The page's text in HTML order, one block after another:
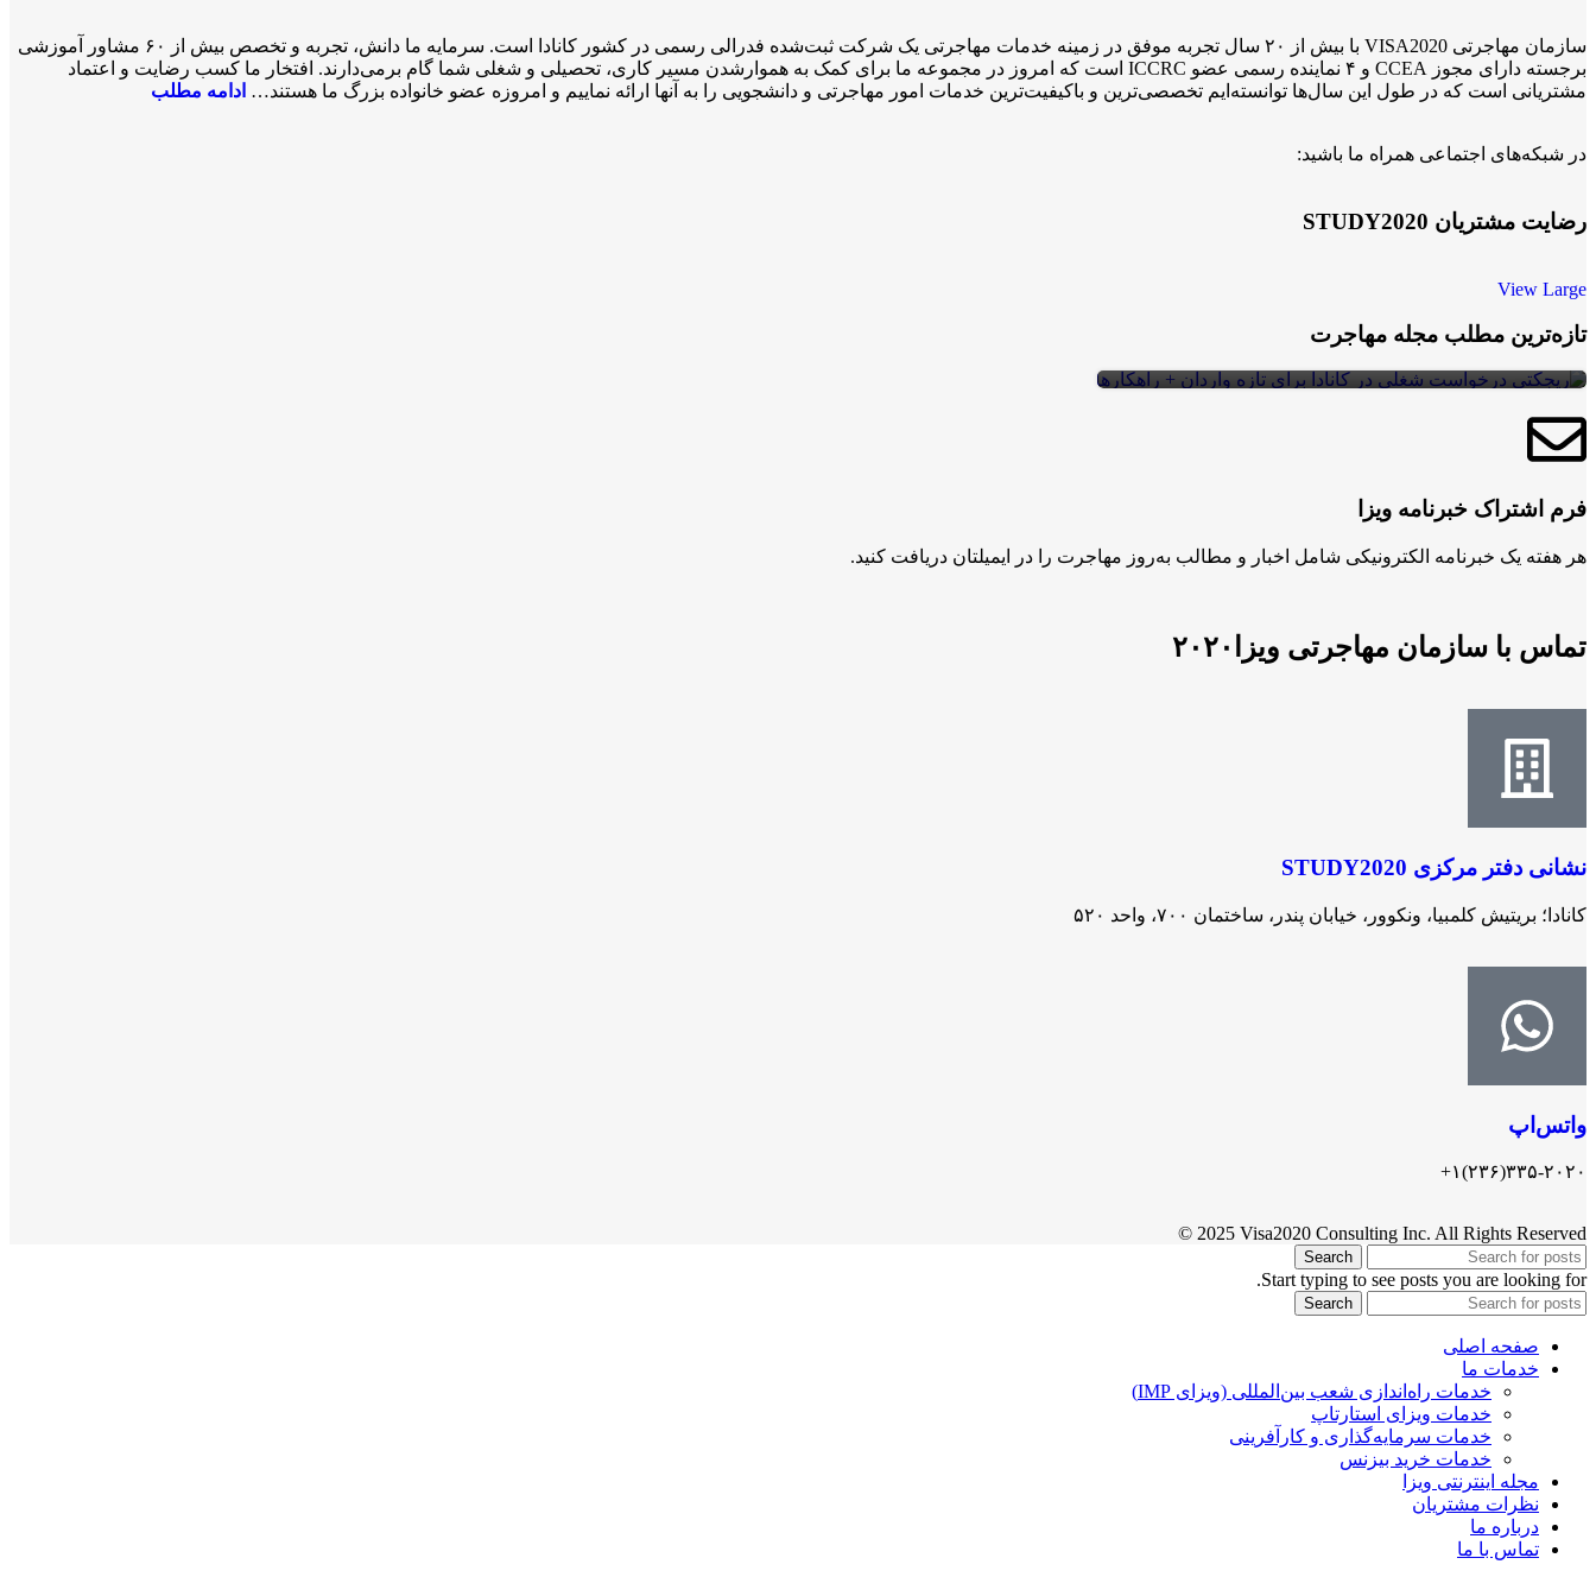
کار
ویزای
کاری
LMIA
کار
دریافت
ویزای کار
دعوت‌نامه
برای
کار
ویزای
موفق
کار
دریافت
ویزای کار
کار
زوجی که
در ۲۰ روز
کار
ویزای کار
همراه
کار
دریافت
ویزای کار
کار
ویزای کار
همراه در
کار
دریافت
ویزای
کار
ویزای کار
سازمان مهاجرتی VISA2020 با بیش از ۲۰ سال تجربه موفق در زمینه خدمات مهاجرتی یک شرکت ثبت‌شده فدرالی رسمی در کشور کانادا است. سرمایه ما دانش، تجربه و تخصص بیش از ۶۰ مشاور آموزشی
برجسته دارای مجوز CCEA و ۴ نماینده رسمی عضو ICCRC است که امروز در مجموعه ما برای کمک به هموارشدن مسیر کاری، تحصیلی و شغلی شما گام برمی‌دارند. افتخار ما کسب رضایت و اعتماد
مشتریانی است که در طول این سال‌ها توانسته‌ایم تخصصی‌ترین و باکیفیت‌ترین خدمات امور مهاجرتی و دانشجویی را به آنها ارائه نماییم و امروزه عضو خانواده بزرگ ما هستند… ادامه مطلب
در شبکه‌های اجتماعی همراه ما باشید:
رضایت مشتریان STUDY2020
View Large
ویزای
ویزای
کاری
LMIA
تازه‌ترین مطلب مجله مهاجرت
10
شهریور
ریجکتی درخواست شغلی در کانادا برای تازه
فرم اشتراک خبرنامه ویزا
هر هفته یک خبرنامه الکترونیکی شامل اخبار و مطالب به‌روز مهاجرت را در ایمیلتان دریافت کنید.
تماس با سازمان مهاجرتی ویزا۲۰۲۰​
نشانی دفتر مرکزی STUDY2020
کانادا؛ بریتیش کلمبیا، ونکوور، خیابان پندر، ساختمان ۷۰۰، واحد ۵۲۰
واتس‌اپ
۳۳۵-۲۰۲۰(۲۳۶)۱+
© 2025 Visa2020 Consulting Inc. All Rights Reserved
Search
Start typing to see posts you are looking for.
Search
صفحه اصلی
خدمات ما
خدمات راه‌اندازی شعب بین‌المللی (ویزای IMP)
خدمات ویزای استارتاپ
خدمات سرمایه‌گذاری و کارآفرینی
خدمات خرید بیزنس
مجله اینترنتی ویزا
نظرات مشتریان
درباره ما
تماس با ما